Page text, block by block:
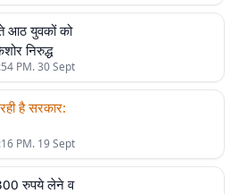
आठ युवकों को
निरुद्ध
PM. 30 Sept
है सरकार:
PM. 19 Sept
रुपये लेने व